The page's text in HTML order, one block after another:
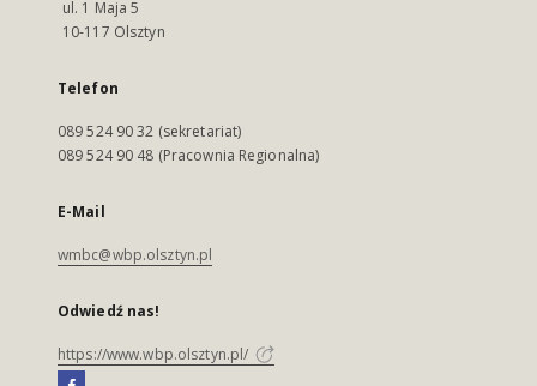
ul. 1 Maja 5
10-117 Olsztyn
Telefon
089 524 90 32 (sekretariat)
089 524 90 48 (Pracownia Regionalna)
E-Mail
wmbc@wbp.olsztyn.pl
Odwiedź nas!
https://www.wbp.olsztyn.pl/